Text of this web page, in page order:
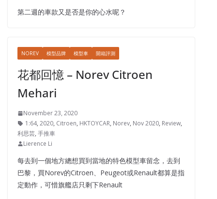
第二週的車款又是否是你的心水呢？
NOREV 模型品牌 模型車 開箱評測
花都回憶 – Norev Citroen
Mehari
November 23, 2020
1:64, 2020, Citroen, HKTOYCAR, Norev, Nov 2020, Review,
利思芸, 手推車
Lierence Li
每去到一個地方總想買到當地的特色模型車留念，去到
巴黎，買Norev的Citroen、Peugeot或Renault都算是指
定動作，可惜旗艦店只剩下Renault